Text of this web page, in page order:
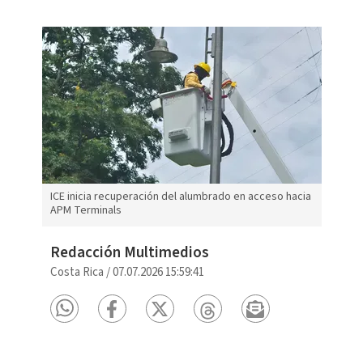
ICE inicia recuperación del alumbrado en acceso hacia
APM Terminals
Redacción Multimedios
Costa Rica /07.07.2026 15:59:41